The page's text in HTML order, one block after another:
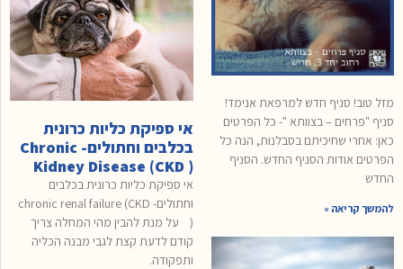
מזל טוב! סניף חדש למרפאת אנימד!
סניף "פרחים – בצוותא "- כל הפרטים
כאן: אחרי שחיכיתם בסבלנות, הנה כל
הפרטים אודות הסניף החדש. הסניף
החדש
להמשך קריאה »
אי ספיקת כליות כרונית
בכלבים וחתולים- Chronic
Kidney Disease (CKD )
אי ספיקת כליות כרונית בכלבים
וחתולים- chronic renal failure (CKD
) על מנת להבין מהי המחלה צריך
קודם לדעת קצת לגבי מבנה הכליה
ותפקודה.